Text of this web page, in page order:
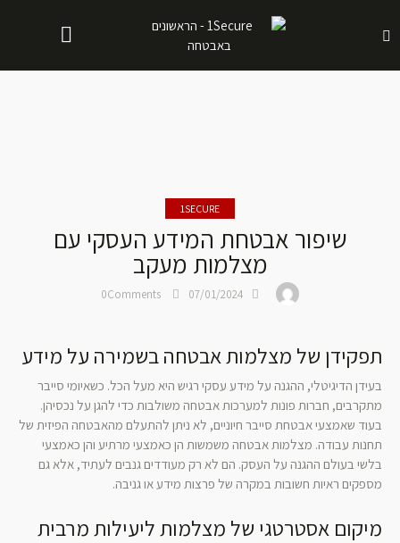
1SECURE
שיפור אבטחת המידע העסקי עם
מצלמות מעקב
07/01/2024
0Comments
תפקידן של מצלמות אבטחה בשמירה על מידע
בעידן הדיגיטלי, ההגנה על מידע עסקי רגיש היא מעל הכל. כשאיומי סייבר
מתקרבים, חברות פונות למערכות אבטחה משולבות כדי להגן על נכסיהן.
בעוד שאמצעי אבטחת סייבר חיוניים, לא ניתן להתעלם מהאבטחה הפיזית של
תחנות עבודה. מצלמות אבטחה משמשות הן כאמצעי מרתיע והן כאמצעי
בלשי בעולם ההגנה על העסק. הם לא רק מעודדים גנבים לעתיד, אלא גם
מספקים ראיות חשובות במקרה של פרצות מידע או גניבה.
מיקום אסטרטגי של מצלמות ליעילות מרבית